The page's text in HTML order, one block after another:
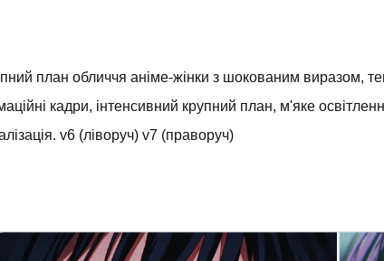
план обличчя аніме-жінки з шокованим виразом,
кадри, інтенсивний крупний план, м'яке
v6 (ліворуч) v7 (праворуч)